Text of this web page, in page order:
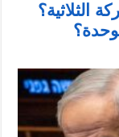
الثلاثية؟